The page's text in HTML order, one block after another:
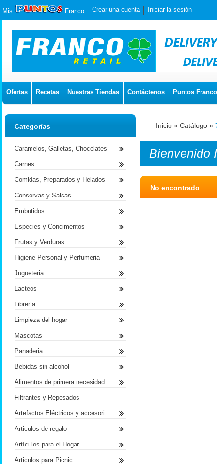
Mis Franco Crear una cuenta Iniciar la sesión
Ofertas Recetas Nuestras Tiendas Contáctenos Puntos Franco
Inicio » Catálogo »
Bienvenido
No encontrado
Categorías
Caramelos, Galletas, Chocolates,
Carnes
Comidas, Preparados y Helados
Conservas y Salsas
Embutidos
Especies y Condimentos
Frutas y Verduras
Higiene Personal y Perfumeria
Jugueteria
Lacteos
Librería
Limpieza del hogar
Mascotas
Panaderia
Bebidas sin alcohol
Alimentos de primera necesidad
Filtrantes y Reposados
Artefactos Eléctricos y accesori
Articulos de regalo
Artículos para el Hogar
Articulos para Picnic